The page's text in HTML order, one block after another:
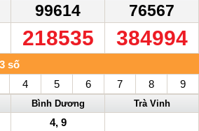
99614 76567
218535 384994
4 5 6 7 8 9
Bình Dương Trà Vinh
4, 9